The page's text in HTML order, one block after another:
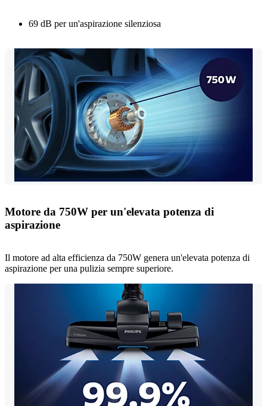
69 dB per un'aspirazione silenziosa
Motore da 750W per un'elevata potenza di
aspirazione
Il motore ad alta efficienza da 750W genera un'elevata potenza di
aspirazione per una pulizia sempre superiore.